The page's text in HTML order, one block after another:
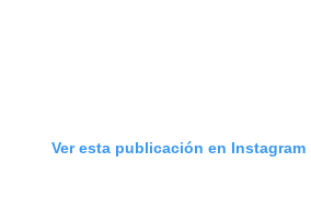
Ver esta publicación en Instagram